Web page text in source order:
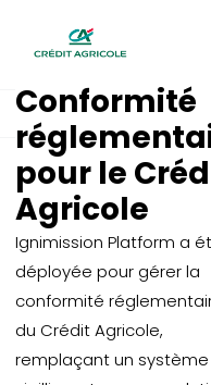
Conformité
pour le
Agricole
Ignimission Platform a
déployée pour gérer la
conformité
du Crédit Agricole,
remplaçant un système